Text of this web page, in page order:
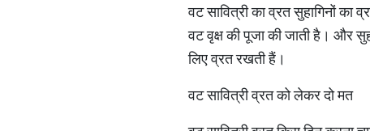
वट सावित्री का व्रत सुहागिनों
वट वृक्ष की पूजा की जाती है। और
लिए व्रत रखती हैं।
वट सावित्री व्रत को लेकर दो मत